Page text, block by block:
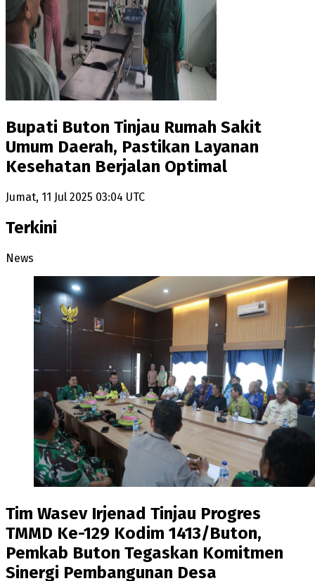
Bupati Buton Tinjau Rumah Sakit
Umum Daerah, Pastikan Layanan
Kesehatan Berjalan Optimal
Jumat, 11 Jul 2025 03:04 UTC
Terkini
News
Tim Wasev Irjenad Tinjau Progres
TMMD Ke-129 Kodim 1413/Buton,
Pemkab Buton Tegaskan Komitmen
Sinergi Pembangunan Desa